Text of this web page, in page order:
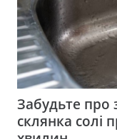
Забудьте про
склянка солі